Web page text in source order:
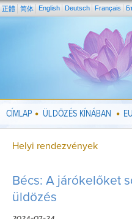
正體 简体 English Deutsch Français
CÍMLAP ÜLDÖZÉS KÍNÁBAN
Helyi rendezvények
Bécs: A járókelőket
üldözés